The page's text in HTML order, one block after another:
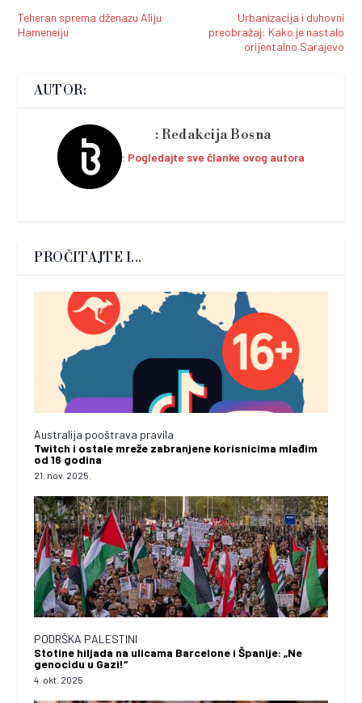
Teheran sprema dženazu Aliju
Hameneiju
Urbanizacija i duhovni
preobražaj: Kako je nastalo
orijentalno Sarajevo
AUTOR:
Redakcija Bosna
Pogledajte sve članke ovog autora
PROČITAJTE I...
Australija pooštrava pravila
Twitch i ostale mreže zabranjene korisnicima mlađim
od 16 godina
21. nov. 2025.
PODRŠKA PALESTINI
Stotine hiljada na ulicama Barcelone i Španije: „Ne
genocidu u Gazi!“
4. okt. 2025.